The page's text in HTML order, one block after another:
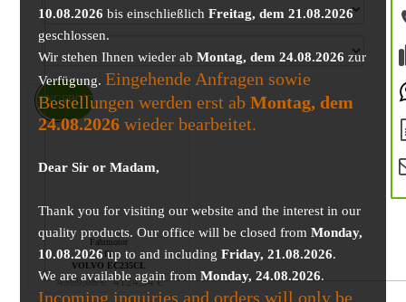
10.08.2026 bis einschließlichFreitag, dem 21.08.2026
geschlossen.
Wir stehen Ihnen wieder abMontag, dem 24.08.2026 zur
Verfügung. Eingehende Anfragen sowie
Bestellungen werden erst abMontag, dem
24.08.2026 wieder bearbeitet.
Dear Sir or Madam,
Thank you for visiting our website and the interest in our
quality products. Our office will be closed fromMonday,
10.08.2026up to and includingFriday, 21.08.2026.
We are available again fromMonday, 24.08.2026.
Incoming inquiries and orders will only be
Fahrmotor
für
VOLVO EC235CL
4369,68€ 4124,54€
ANGEBOT!